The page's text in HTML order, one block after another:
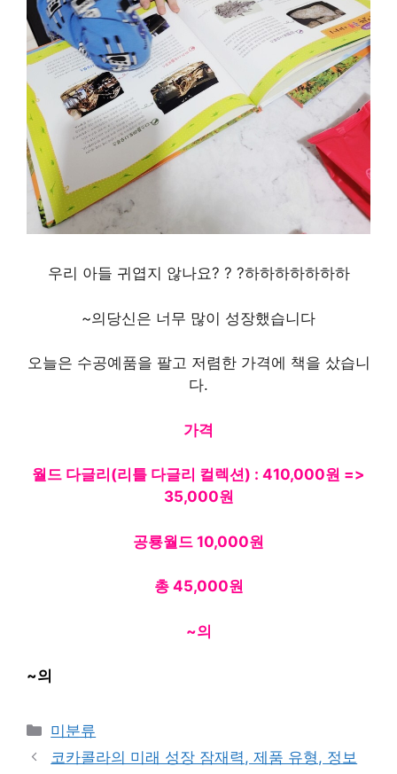
우리 아들 귀엽지 않나요? ? ?하하하하하하하
~의 당신은 너무 많이 성장했습니다
오늘은 수공예품을 팔고 저렴한 가격에 책을 샀습니
다.
가격
월드 다글리(리틀 다글리 컬렉션) : 410,000원 ​​=>
35,000원
공룡월드 10,000원
총 45,000원
~의
~의
Categories
미분류
코카콜라의 미래 성장 잠재력, 제품 유형, 정보